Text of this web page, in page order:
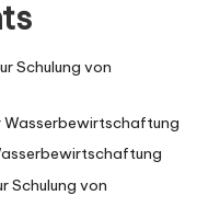
Schulung von
Wasserbewirtschaftung
Schulung von